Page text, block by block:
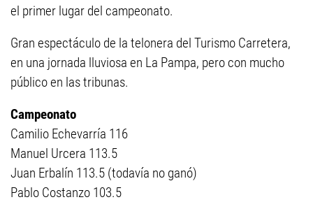
el primer lugar del campeonato.
Gran espectáculo de la telonera del Turismo Carretera,
en una jornada lluviosa en La Pampa, pero con mucho
público en las tribunas.
Campeonato
Camilio Echevarría 116
Manuel Urcera 113.5
Juan Erbalín 113.5 (todavía no ganó)
Pablo Costanzo 103.5